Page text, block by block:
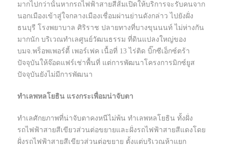
มากไปกว่านั้นหากรถไฟฟ้าสายสีส้มเปิดให้บริการจะรับคนจาก
นอกเมืองเข้าสู่ใจกลางเมืองเชื่อมผ่านย่านดังกล่าว ไปยังฝั่ง
ธนบุรี โรงพยาบาล ศิริราช ปลายทางที่บางขุนนนท์ ไม่ห่างกัน
มากนัก บริเวณทำเลศูนย์วัฒนธรรม ที่ดินแปลงใหญ่ของ
บมจ.พร็อพเพอร์ตี้ เพอร์เฟค เนื้อที่ 13 ไร่ติด บิ๊กซีเอ็กซ์ตร้า
ปัจจุบันให้จ๊อดแฟร์เช่าพื้นที่ แต่การพัฒนาโครงการมิกซ์ยูส
ปัจจุบันยังไม่มีการพัฒนา
ทำเลพหลโยธิน แรงกระเพื่อมน่าจับตา
ทำเลศักยภาพที่น่าจับตาคงหนีไม่พ้น ทำเลพหลโยธิน ทั้งฝั่ง
รถไฟฟ้าสายสีเขียวส่วนต่อขยายและฝั่งรถไฟฟ้าสายสีแดงโดย
ฝั่งรถไฟฟ้าสายสีเขียวส่วนต่อขยาย ตั้งแต่บริเวณห้าแยก